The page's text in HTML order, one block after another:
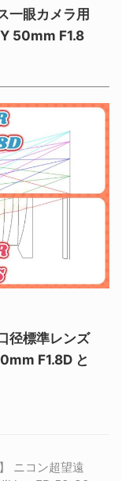
一眼カメラ用
50mm F1.8
径標準レンズ
F1.8D と
ニコン超望遠